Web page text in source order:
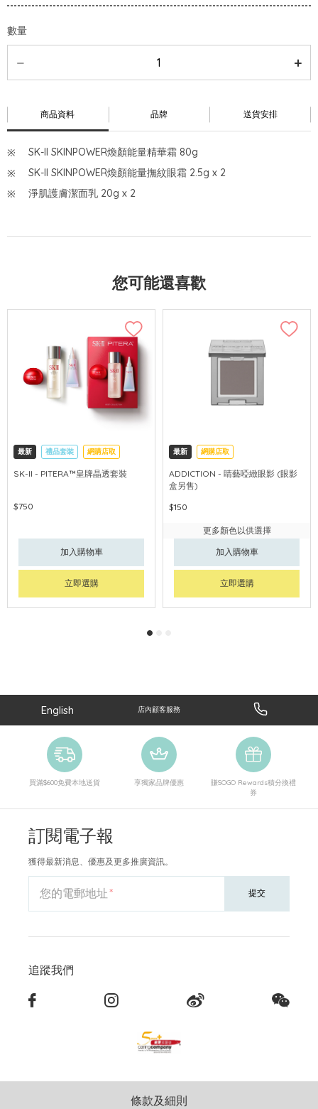
數量
商品資料 品牌 送貨安排
SK-II SKINPOWER煥顏能量精華霜 80g
SK-II SKINPOWER煥顏能量撫紋眼霜 2.5g x 2
淨肌護膚潔面乳 20g x 2
您可能還喜歡
最新 禮品套裝 網購店取
可中國內地配送
SK-II - PITERA™皇牌晶透套裝
$750
加入購物車
立即選購
最新 網購店取
ADDICTION - 睛藝啞緻眼影 (眼影
盒另售)
$150
更多顏色以供選擇
加入購物車
立即選購
English 店內顧客服務
買滿$600免費本地送貨 享獨家品牌優惠
賺SOGO Rewards積分換禮
券
訂閱電子報
獲得最新消息、優惠及更多推廣資訊。
您的電郵地址 提交
追蹤我們
條款及細則